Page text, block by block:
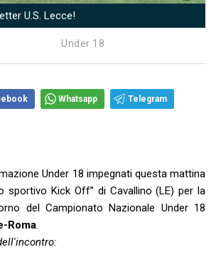
U.S. Lecce!
Under 18
Whatsapp Telegram
Under 18 impegnati questa mattina
sportivo Kick Off” di Cavallino (LE) per la
del Campionato Nazionale Under 18
Roma.